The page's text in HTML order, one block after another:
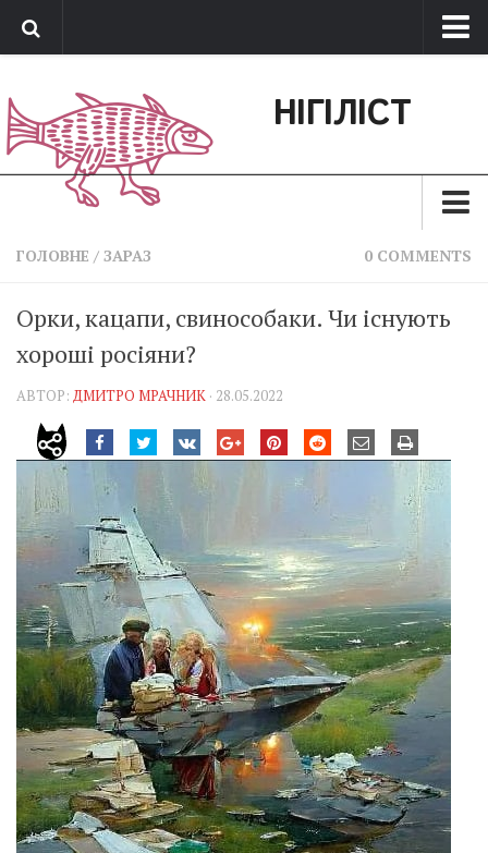
Обратная связь
Поддержать сайт
НІГІЛІСТ
Зараз
Позиція
Дії
Агітатор
Музика революції
Візуальне
Научпоп
Головне
Цитати
Inter/antinational
ГОЛОВНЕ / ЗАРАЗ 0 COMMENTS
Орки, кацапи, свинособаки. Чи існують
хороші росіяни?
АВТОР: ДМИТРО МРАЧНИК · 28.05.2022